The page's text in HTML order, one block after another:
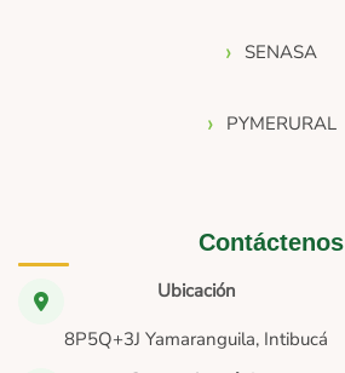
SENASA
PYMERURAL
Contáctenos
Ubicación
8P5Q+3J Yamaranguila, Intibucá